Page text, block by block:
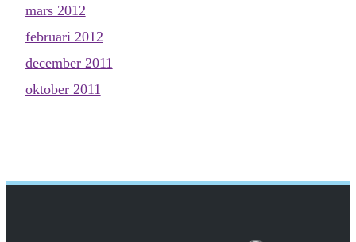
mars 2012
februari 2012
december 2011
oktober 2011